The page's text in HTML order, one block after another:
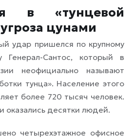
в «тунцевой
цунами
удар пришелся по крупному
Генерал-Сантос, который в
неофициально называют
тунца». Население этого
более 720 тысяч человек.
оказались десятки людей.
четырехэтажное офисное